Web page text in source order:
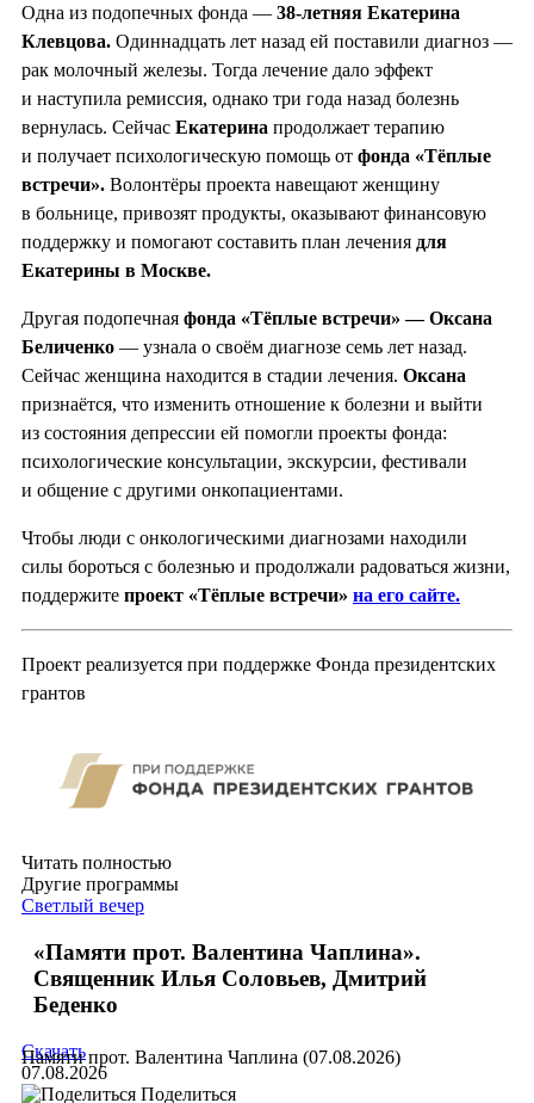
Одна из подопечных фонда — 38-летняя Екатерина
Клевцова. Одиннадцать лет назад ей поставили диагноз —
рак молочный железы. Тогда лечение дало эффект
и наступила ремиссия, однако три года назад болезнь
вернулась. Сейчас Екатерина продолжает терапию
и получает психологическую помощь от фонда «Тёплые
встречи». Волонтёры проекта навещают женщину
в больнице, привозят продукты, оказывают финансовую
поддержку и помогают составить план лечения для
Екатерины в Москве.
Другая подопечная фонда «Тёплые встречи» — Оксана
Беличенко — узнала о своём диагнозе семь лет назад.
Сейчас женщина находится в стадии лечения. Оксана
признаётся, что изменить отношение к болезни и выйти
из состояния депрессии ей помогли проекты фонда:
психологические консультации, экскурсии, фестивали
и общение с другими онкопациентами.
Чтобы люди с онкологическими диагнозами находили
силы бороться с болезнью и продолжали радоваться жизни,
поддержите проект «Тёплые встречи» на его сайте.
Проект реализуется при поддержке Фонда президентских
грантов
Читать полностью
Другие программы
Светлый вечер
«Памяти прот. Валентина Чаплина».
Священник Илья Соловьев, Дмитрий
Беденко
Памяти прот. Валентина Чаплина (07.08.2026)
Скачать
07.08.2026
Поделиться